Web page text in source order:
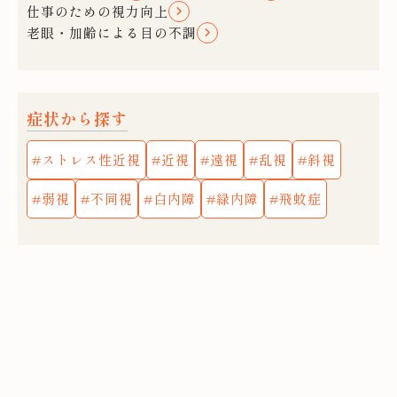
仕事のための視力向上
老眼・加齢による目の不調
症状から探す
ストレス性近視 近視 遠視 乱視 斜視
弱視 不同視 白内障 緑内障 飛蚊症